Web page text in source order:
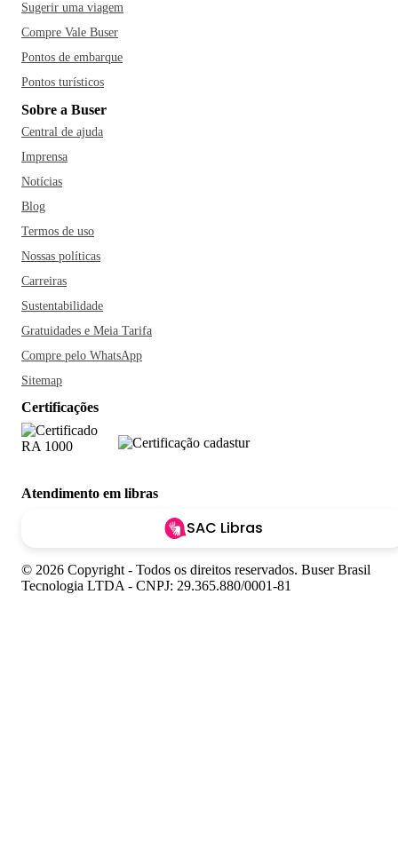
Sugerir uma viagem
Compre Vale Buser
Pontos de embarque
Pontos turísticos
Sobre a Buser
Central de ajuda
Imprensa
Notícias
Blog
Termos de uso
Nossas políticas
Carreiras
Sustentabilidade
Gratuidades e Meia Tarifa
Compre pelo WhatsApp
Sitemap
Certificações
Atendimento em libras
SAC Libras
© 2026 Copyright - Todos os direitos reservados. Buser Brasil
Tecnologia LTDA - CNPJ: 29.365.880/0001-81